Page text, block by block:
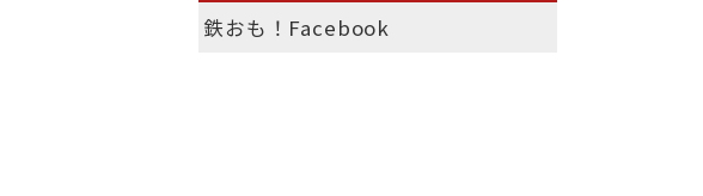
鉄おも！Facebook